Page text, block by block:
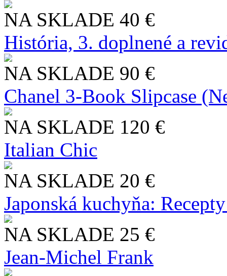
NA SKLADE 40 €
História, 3. doplnené a
NA SKLADE 90 €
Chanel 3-Book Slipcase
NA SKLADE 120 €
Italian Chic
NA SKLADE 20 €
Japonská kuchyňa:
NA SKLADE 25 €
Jean-Michel Frank